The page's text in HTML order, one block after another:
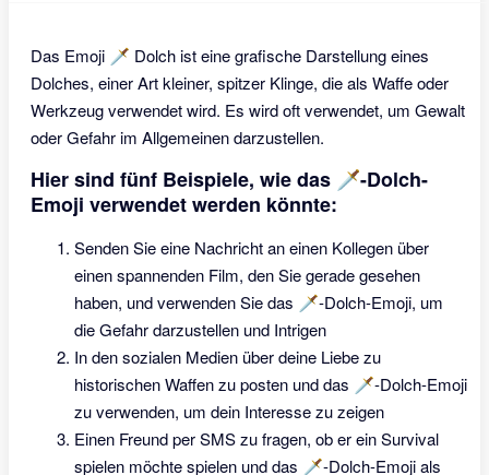
Das Emoji 🗡 Dolch ist eine grafische Darstellung eines
Dolches, einer Art kleiner, spitzer Klinge, die als Waffe oder
Werkzeug verwendet wird. Es wird oft verwendet, um Gewalt
oder Gefahr im Allgemeinen darzustellen.
Hier sind fünf Beispiele, wie das 🗡-Dolch-
Emoji verwendet werden könnte:
Senden Sie eine Nachricht an einen Kollegen über
einen spannenden Film, den Sie gerade gesehen
haben, und verwenden Sie das 🗡-Dolch-Emoji, um
die Gefahr darzustellen und Intrigen
In den sozialen Medien über deine Liebe zu
historischen Waffen zu posten und das 🗡-Dolch-Emoji
zu verwenden, um dein Interesse zu zeigen
Einen Freund per SMS zu fragen, ob er ein Survival
spielen möchte spielen und das 🗡-Dolch-Emoji als